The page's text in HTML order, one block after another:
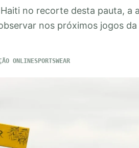
no recorte desta pauta, a
nos próximos jogos da
ONLINESPORTSWEAR